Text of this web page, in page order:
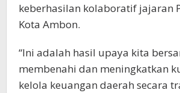
keberhasilan kolaboratif jajaran
Kota Ambon.
“Ini adalah hasil upaya kita
membenahi dan meningkatkan
kelola keuangan daerah secara